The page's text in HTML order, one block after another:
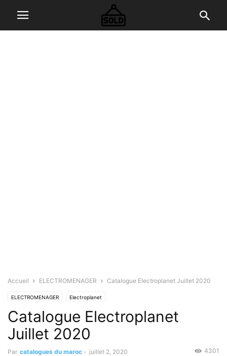
Accueil ELECTROMENAGER Catalogue Electroplanet Juillet 2020
ELECTROMENAGER Electroplanet
Catalogue Electroplanet
Juillet 2020
Par catalogues du maroc - juillet 2, 2020 4301